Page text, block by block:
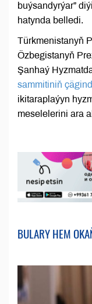
buýsandyrýar”
hatynda belledi.
Türkmenistanyň
Özbegistanyň
Şanhaý
sammitiniň
ikitaraplaýyn
meselelerini ara
BULARY HEM